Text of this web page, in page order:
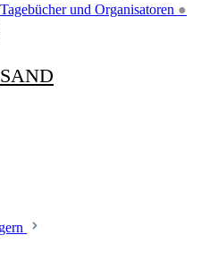
Tagebücher und Organisatoren ●